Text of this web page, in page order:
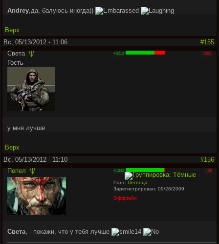
Аndrey ,да, балуюсь иногда))
Верх
Вс, 05/13/2012 - 11:06
#155
Света \|/
Гость
+6210 -2361
у мня лучше
Верх
Вс, 05/13/2012 - 11:10
#156
Пепел \|/ +1040 -26
Ранг: Легенда
Зарегистрирован: 09/28/2009
Оффлайн
Света , - покажи, что у тебя лучше